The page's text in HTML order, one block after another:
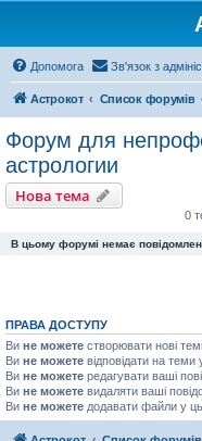
Допомога Зв'язок з
Астрокот Список форумів
Форум для
астрологии
Нова тема
0
В цьому форумі немає
ПРАВА ДОСТУПУ
Ви не можете створювати нові
Ви не можете відповідати на
Ви не можете редагувати ваші
Ви не можете видаляти ваші
Ви не можете додавати файли у